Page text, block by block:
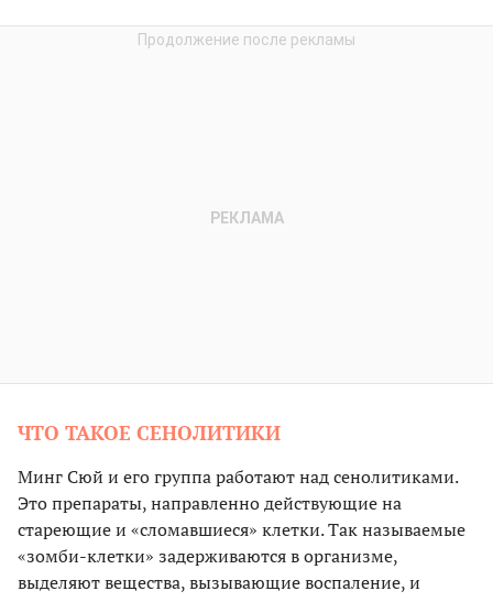
ЧТО ТАКОЕ СЕНОЛИТИКИ
Минг Сюй и его группа работают над сенолитиками.
Это препараты, направленно действующие на
стареющие и «сломавшиеся» клетки. Так называемые
«зомби-клетки» задерживаются в организме,
выделяют вещества, вызывающие воспаление, и